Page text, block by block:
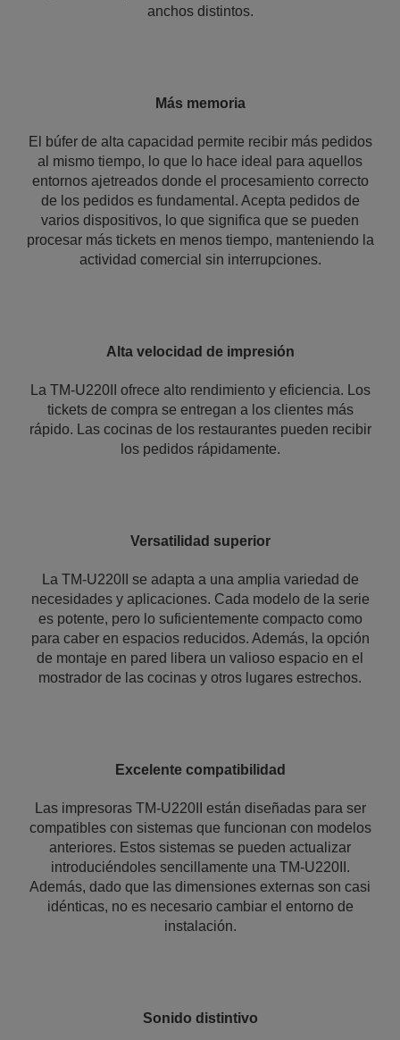
anchos distintos.
Más memoria
El búfer de alta capacidad permite recibir más pedidos
al mismo tiempo, lo que lo hace ideal para aquellos
entornos ajetreados donde el procesamiento correcto
de los pedidos es fundamental. Acepta pedidos de
varios dispositivos, lo que significa que se pueden
procesar más tickets en menos tiempo, manteniendo la
actividad comercial sin interrupciones.
Alta velocidad de impresión
La TM-U220II ofrece alto rendimiento y eficiencia. Los
tickets de compra se entregan a los clientes más
rápido. Las cocinas de los restaurantes pueden recibir
los pedidos rápidamente.
Versatilidad superior
La TM-U220II se adapta a una amplia variedad de
necesidades y aplicaciones. Cada modelo de la serie
es potente, pero lo suficientemente compacto como
para caber en espacios reducidos. Además, la opción
de montaje en pared libera un valioso espacio en el
mostrador de las cocinas y otros lugares estrechos.
Excelente compatibilidad
Las impresoras TM-U220II están diseñadas para ser
compatibles con sistemas que funcionan con modelos
anteriores. Estos sistemas se pueden actualizar
introduciéndoles sencillamente una TM-U220II.
Además, dado que las dimensiones externas son casi
idénticas, no es necesario cambiar el entorno de
instalación.
Sonido distintivo